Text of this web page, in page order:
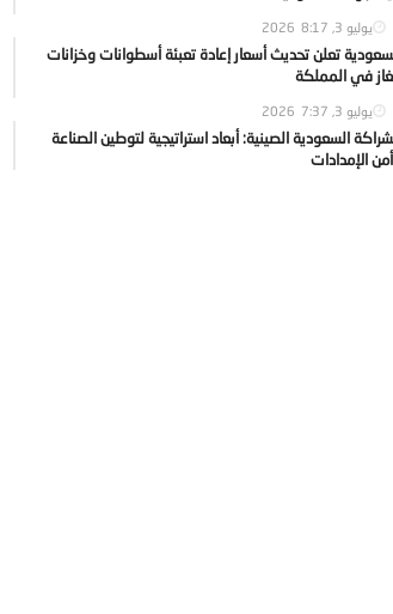
يوليو 3, 2026 8:17
تعلن تحديث أسعار إعادة تعبئة أسطوانات وخزانات
في المملكة
يوليو 3, 2026 7:37
السعودية الصينية: أبعاد استراتيجية لتوطين الصناعة
الإمدادات